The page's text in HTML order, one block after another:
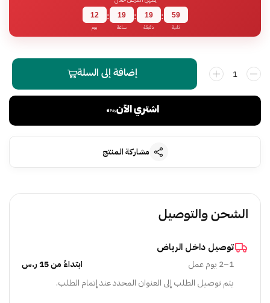
12
يوم
: 19
ساعة
: 19
دقيقة
: 59
ثانية
إضافة إلى السلة
اشتري الآن
مشاركة المنتج
الشحن والتوصيل
توصيل داخل الرياض
1–2 يوم عمل
ابتداءً من 15 ر.س
يتم توصيل الطلب إلى العنوان المحدد عند إتمام الطلب.